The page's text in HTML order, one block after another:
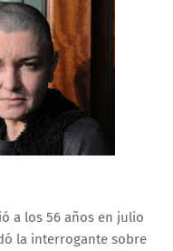
a los 56 años en julio
la interrogante sobre